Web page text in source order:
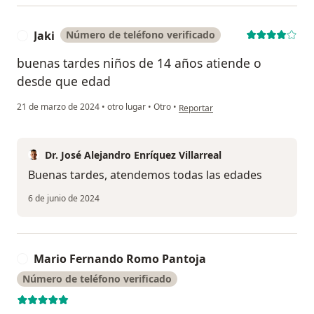
Jaki Número de teléfono verificado
buenas tardes niños de 14 años atiende o
desde que edad
21 de marzo de 2024 • otro lugar • Otro • en opinión del usuario Jaki
Reportar
Dr. José Alejandro Enríquez Villarreal
Buenas tardes, atendemos todas las edades
6 de junio de 2024
Mario Fernando Romo Pantoja
Número de teléfono verificado